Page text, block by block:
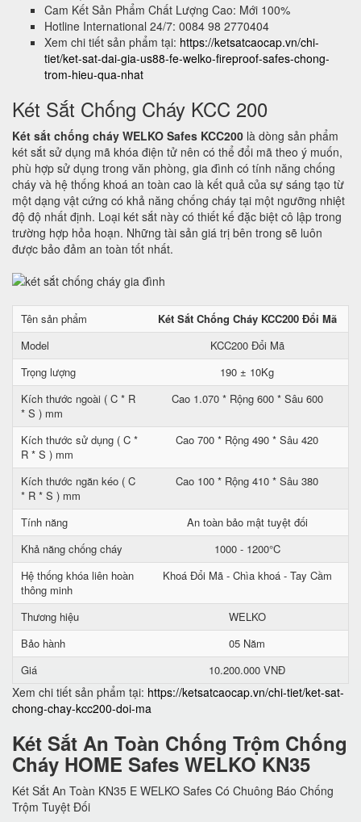
Cam Kết Sản Phẩm Chất Lượng Cao: Mới 100%
Hotline International 24/7: 0084 98 2770404
Xem chi tiết sản phẩm tại: https://ketsatcaocap.vn/chi-
tiet/ket-sat-dai-gia-us88-fe-welko-fireproof-safes-chong-
trom-hieu-qua-nhat
Két Sắt Chống Cháy KCC 200
Két sắt chống cháy WELKO Safes KCC200 là dòng sản phẩm
két sắt sử dụng mã khóa điện tử nên có thể đổi mã theo ý muốn,
phù hợp sử dụng trong văn phòng, gia đình có tính năng chống
cháy và hệ thống khoá an toàn cao là kết quả của sự sáng tạo từ
một dạng vật cứng có khả năng chống cháy tại một ngưỡng nhiệt
độ độ nhất định. Loại két sắt này có thiết kế đặc biệt cô lập trong
trường hợp hỏa hoạn. Những tài sản giá trị bên trong sẽ luôn
được bảo đảm an toàn tốt nhất.
Tên sản phẩm
Két Sắt Chống Cháy KCC200 Đổi Mã
Model
KCC200 Đổi Mã
Trọng lượng
190 ± 10Kg
Kích thước ngoài ( C * R
* S ) mm
Cao 1.070 * Rộng 600 * Sâu 600
Kích thước sử dụng ( C *
R * S ) mm
Cao 700 * Rộng 490 * Sâu 420
Kích thước ngăn kéo ( C
* R * S ) mm
Cao 100 * Rộng 410 * Sâu 380
Tính năng
An toàn bảo mật tuyệt đối
Khả năng chống cháy
1000 - 1200°C
Hệ thống khóa liên hoàn
thông minh
Khoá Đổi Mã - Chìa khoá - Tay Cầm
Thương hiệu
WELKO
Bảo hành
05 Năm
Giá
10.200.000 VNĐ
Xem chi tiết sản phẩm tại: https://ketsatcaocap.vn/chi-tiet/ket-sat-
chong-chay-kcc200-doi-ma
Két Sắt An Toàn Chống Trộm Chống
Cháy HOME Safes WELKO KN35
Két Sắt An Toàn KN35 E WELKO Safes Có Chuông Báo Chống
Trộm Tuyệt Đối